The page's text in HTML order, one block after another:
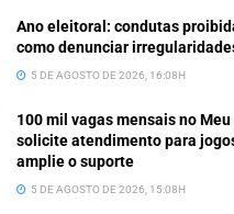
Ano eleitoral: condutas
como denunciar
5 DE AGOSTO DE 2026, 16:08H
100 mil vagas mensais no Meu
solicite atendimento para
amplie o suporte
5 DE AGOSTO DE 2026, 15:08H